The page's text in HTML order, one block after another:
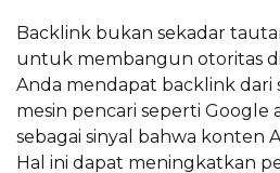
Backlink bukan sekadar
untuk membangun otoritas
Anda mendapat backlink dari
mesin pencari seperti Google
sebagai sinyal bahwa konten
Hal ini dapat meningkatkan